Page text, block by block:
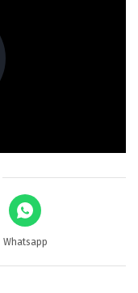
Whatsapp